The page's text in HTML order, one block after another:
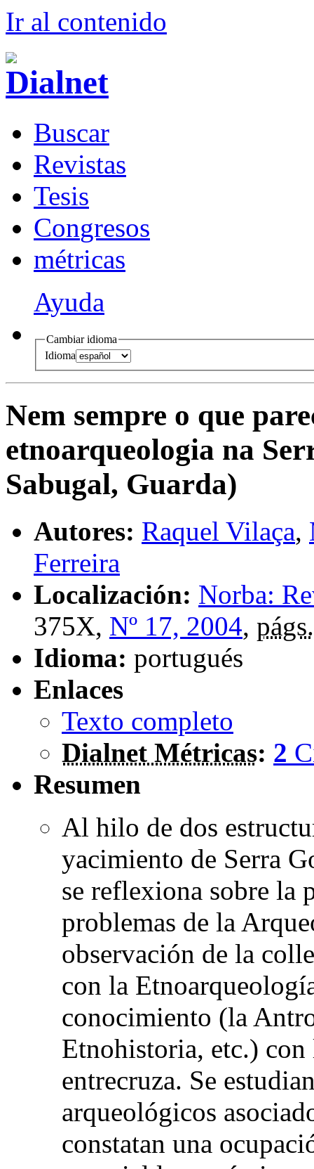
Ir al contenido
Buscar
Revistas
Tesis
Congresos
métricas
Ayuda
Cambiar idioma
Idioma
Nem sempre o que
etnoarqueologia na
Sabugal, Guarda)
Autores: Raquel Vilaça,
Ferreira
Localización: Norba:
375X, Nº 17, 2004, págs.
Idioma: portugués
Enlaces
Texto completo
Dialnet Métricas: 2
Resumen
Al hilo de dos
yacimiento de Serra
se reflexiona sobre la
problemas de la
observación de la
con la
conocimiento (la
Etnohistoria, etc.) con
entrecruza. Se
arqueológicos
constatan una